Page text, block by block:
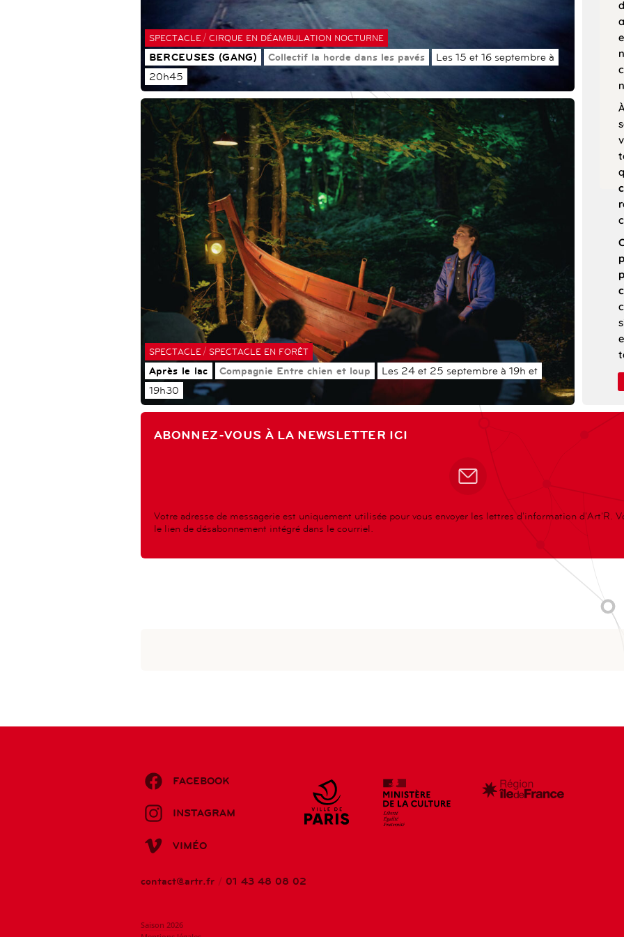
SPECTACLE /CIRQUE EN DÉAMBULATION NOCTURNE
BERCEUSES (GANG) Collectif la horde dans les pavés
Les 15 et 16 septembre à
20h45
SPECTACLE /SPECTACLE EN FORÊT
Après le lac Compagnie Entre chien et loup
Les 24 et 25 septembre à 19h et
19h30
ABONNEZ-VOUS À LA NEWSLETTER ICI
Votre adresse de messagerie est uniquement utilisée pour vous envoyer les lettres d'information d'Art'R.
le lien de désabonnement intégré dans le courriel.
FACEBOOK
INSTAGRAM
VIMÉO
contact@artr.fr / 01 43 48 08 02
Saison 2026